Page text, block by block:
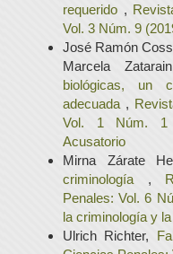
requerido ,
Vol. 3 Núm. 9
José Ramón
Marcela
biológicas, un
adecuada ,
Vol. 1 Núm. 1
Acusatorio
Mirna Zárate
criminología ,
Penales: Vol. 6
la criminología y
Ulrich Richter,